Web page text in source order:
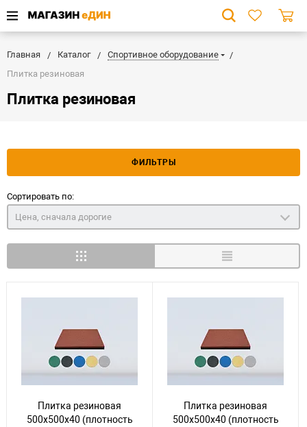
Главная Каталог
Спортивное оборудование
Плитка резиновая
Плитка резиновая
ФИЛЬТРЫ
Сортировать по:
Цена, сначала дорогие
Плитка резиновая
500х500х40 (плотность
Плитка резиновая
500х500х40 (плотность